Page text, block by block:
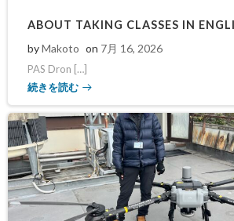
ABOUT TAKING CLASSES IN
byMakoto on 7月 16, 2026
PAS Dron […]
続きを読む